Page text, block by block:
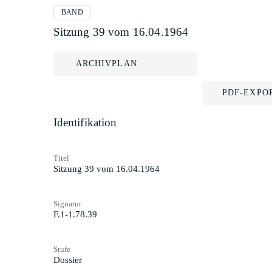
BAND
Sitzung 39 vom 16.04.1964
ARCHIVPLAN
PDF-
Identifikation
Titel
Sitzung 39 vom 16.04.1964
Signatur
F.1-1.78.39
Stufe
Dossier